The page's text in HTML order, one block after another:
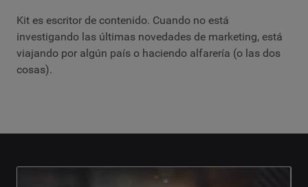
Kit es escritor de contenido. Cuando no está
investigando las últimas novedades de marketing, está
viajando por algún país o haciendo alfarería (o las dos
cosas).